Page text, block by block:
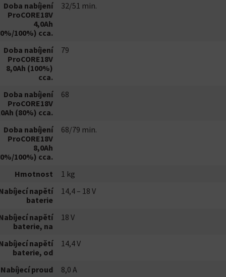
Doba nabíjení
ProCORE18V
4,0Ah
100%) cca.
32/51 min.
Doba nabíjení
ProCORE18V
8,0Ah (100%)
cca.
79
Doba nabíjení
ProCORE18V
(80%) cca.
68
Doba nabíjení
ProCORE18V
8,0Ah
100%) cca.
68/79 min.
Hmotnost
1 kg
napětí
baterie
14,4 – 18 V
napětí
baterie, na
18 V
napětí
baterie, od
14,4 V
Nabíjecí proud
8,0 A